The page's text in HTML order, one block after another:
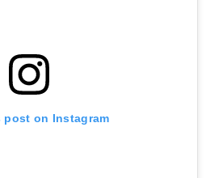
post on Instagram